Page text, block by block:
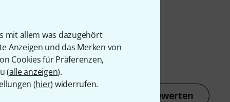
mit allem was dazugehört
Anzeigen und das Merken von
Cookies für Präferenzen,
(alle anzeigen).
(hier) widerrufen.
Jetzt bewerten